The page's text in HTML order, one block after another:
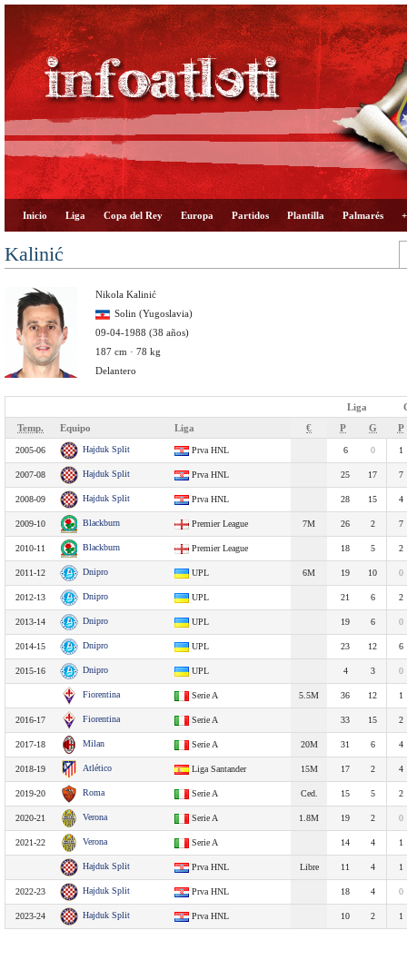
Inicio Liga Copa del Rey Europa Partidos Plantilla Palmarés
Kalinić
Nikola Kalinić
Solin (Yugoslavia)
09-04-1988 (38 años)
187 cm · 78 kg
Delantero
Liga
Temp.
Equipo Liga € P G P
2005-06 Hajduk Split Prva HNL 6 0 1
2007-08 Hajduk Split Prva HNL 25 17 7
2008-09 Hajduk Split Prva HNL 28 15 4
2009-10 Blackburn Premier League 7M 26 2 7
2010-11 Blackburn Premier League 18 5 2
2011-12 Dnipro UPL 6M 19 10 0
2012-13 Dnipro UPL 21 6 2
2013-14 Dnipro UPL 19 6 0
2014-15 Dnipro UPL 23 12 6
2015-16 Dnipro UPL 4 3 0
Fiorentina Serie A 5.5M 36 12 1
2016-17 Fiorentina Serie A 33 15 2
2017-18 Milan Serie A 20M 31 6 4
2018-19 Atlético Liga Santander 15M 17 2 4
2019-20 Roma Serie A Ced. 15 5 2
2020-21 Verona Serie A 1.8M 19 2 0
2021-22 Verona Serie A 14 4 1
Hajduk Split Prva HNL Libre 11 4 1
2022-23 Hajduk Split Prva HNL 18 4 0
2023-24 Hajduk Split Prva HNL 10 2 1